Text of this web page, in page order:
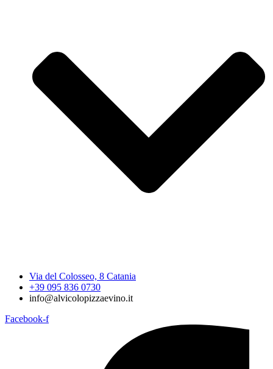
Via del Colosseo, 8 Catania
+39 095 836 0730
info@alvicolopizzaevino.it
Facebook-f